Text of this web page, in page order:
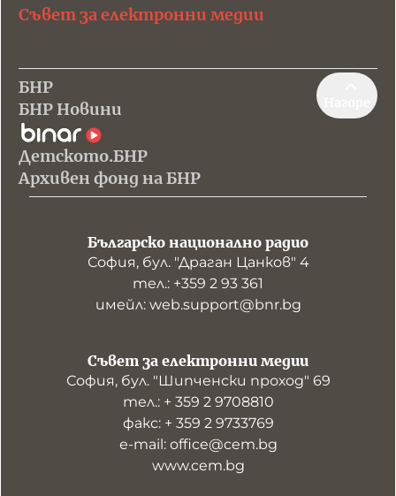
Съвет за електронни медии
БНР
БНР Новини
Детското.БНР
Архивен фонд на БНР
Българско национално радио
София, бул. "Драган Цанков" 4
тел.: +359 2 93 361
имейл: web.support@bnr.bg
Съвет за електронни медии
София, бул. "Шипченски проход" 69
тел.: + 359 2 9708810
факс: + 359 2 9733769
е-mail: office@cem.bg
www.cem.bg